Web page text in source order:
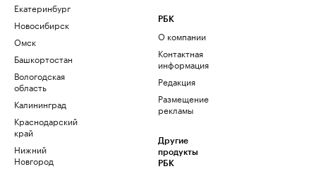
Екатеринбург
Новосибирск
Омск
Башкортостан
Вологодская
область
Калининград
Краснодарский
край
Нижний
Новгород
РБК
О компании
Контактная
информация
Редакция
Размещение
рекламы
Другие
продукты
РБК